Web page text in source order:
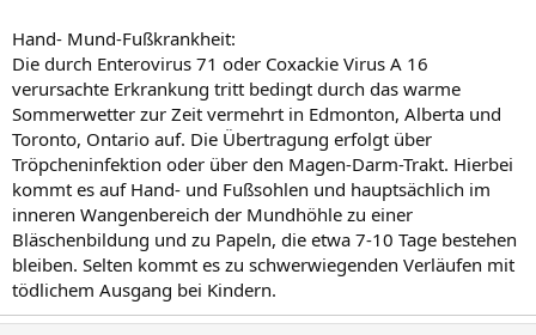
Hand- Mund-Fußkrankheit:
Die durch Enterovirus 71 oder Coxackie Virus A 16
verursachte Erkrankung tritt bedingt durch das warme
Sommerwetter zur Zeit vermehrt in Edmonton, Alberta und
Toronto, Ontario auf. Die Übertragung erfolgt über
Tröpcheninfektion oder über den Magen-Darm-Trakt. Hierbei
kommt es auf Hand- und Fußsohlen und hauptsächlich im
inneren Wangenbereich der Mundhöhle zu einer
Bläschenbildung und zu Papeln, die etwa 7-10 Tage bestehen
bleiben. Selten kommt es zu schwerwiegenden Verläufen mit
tödlichem Ausgang bei Kindern.